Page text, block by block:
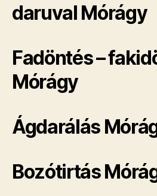
daruval Mórágy
Fadöntés –
Mórágy
Ágdarálás
Bozótirtás